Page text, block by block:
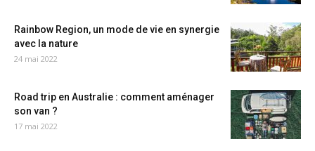
Rainbow Region, un mode de vie en synergie
avec la nature
24 mai 2022
Road trip en Australie : comment aménager
son van ?
17 mai 2022